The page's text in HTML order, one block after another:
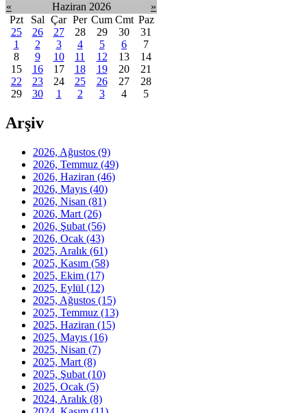
« Haziran 2026
»
Pzt
Sal Çar Per Cum Cmt Paz
25
26 27 28 29 30
31
1
2 3 4 5 6
7
8
9 10 11 12 13
14
15
16 17 18 19 20
21
22
23 24 25 26 27
28
29
30 1 2 3 4 5
Arşiv
2026, Ağustos (9)
2026, Temmuz (49)
2026, Haziran (46)
2026, Mayıs (40)
2026, Nisan (81)
2026, Mart (26)
2026, Şubat (56)
2026, Ocak (43)
2025, Aralık (61)
2025, Kasım (58)
2025, Ekim (17)
2025, Eylül (12)
2025, Ağustos (15)
2025, Temmuz (13)
2025, Haziran (15)
2025, Mayıs (16)
2025, Nisan (7)
2025, Mart (8)
2025, Şubat (10)
2025, Ocak (5)
2024, Aralık (8)